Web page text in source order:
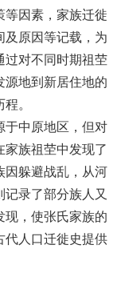
因素，家族迁徙
及原因等记载，为
过对不同时期祖茔
源地到新居住地的
。
中原地区，但对
家族祖茔中发现了
因躲避战乱，从河
录了部分族人又
现，使张氏家族的
代人口迁徙史提供